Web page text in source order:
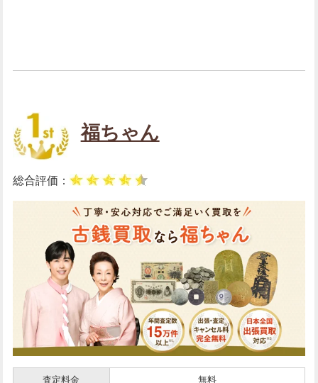
福ちゃん
総合評価：
査定料金 無料